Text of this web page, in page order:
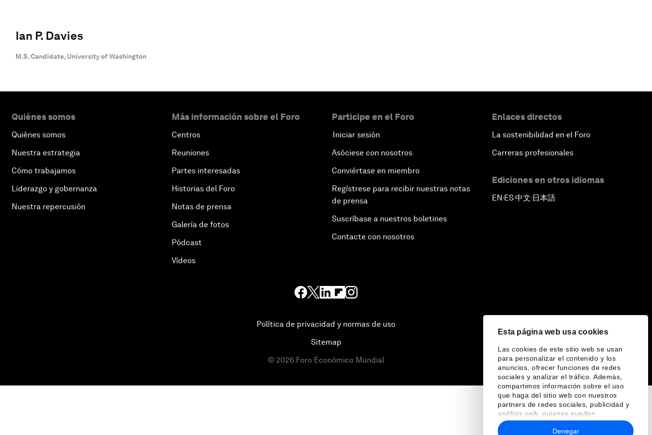
Esta página web usa cookies
Las cookies de este sitio web se usan
para personalizar el contenido y los
anuncios, ofrecer funciones de redes
sociales y analizar el tráfico. Además,
compartimos información sobre el uso
que haga del sitio web con nuestros
partners de redes sociales, publicidad y
análisis web, quienes pueden
combinarla con otra información que les
haya proporcionado o que hayan
Denegar
Ian P. Davies
M.S. Candidate, University of Washington
Quiénes somos
Quiénes somos
Nuestra estrategia
Cómo trabajamos
Liderazgo y gobernanza
Nuestra repercusión
Más información sobre el Foro
Centros
Reuniones
Partes interesadas
Historias del Foro
Notas de prensa
Galería de fotos
Pódcast
Vídeos
Participe en el Foro
Iniciar sesión
Asóciese con nosotros
Conviértase en miembro
Regístrese para recibir nuestras notas
de prensa
Suscríbase a nuestros boletines
Contacte con nosotros
Enlaces directos
La sostenibilidad en el Foro
Carreras profesionales
Ediciones en otros idiomas
EN▪ES▪中文▪ 日本語
Política de privacidad y normas de uso
Sitemap
© 2026 Foro Económico Mundial